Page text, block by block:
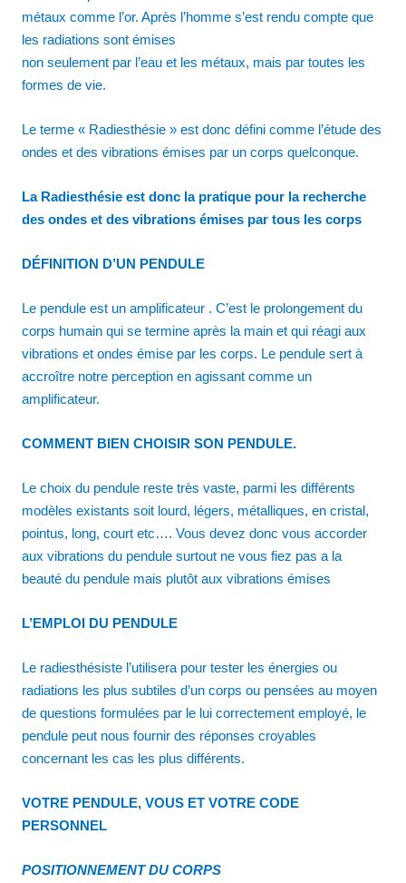
métaux comme l’or. Après l’homme s’est rendu compte que
les radiations sont émises
non seulement par l’eau et les métaux, mais par toutes les
formes de vie.
Le terme « Radiesthésie » est donc défini comme l’étude des
ondes et des vibrations émises par un corps quelconque.
La Radiesthésie est donc la pratique pour la recherche
des ondes et des vibrations émises par tous les corps
DÉFINITION D’UN PENDULE
Le pendule est un amplificateur . C’est le prolongement du
corps humain qui se termine après la main et qui réagi aux
vibrations et ondes émise par les corps. Le pendule sert à
accroître notre perception en agissant comme un
amplificateur.
COMMENT BIEN CHOISIR SON PENDULE.
Le choix du pendule reste très vaste, parmi les différents
modèles existants soit lourd, légers, métalliques, en cristal,
pointus, long, court etc…. Vous devez donc vous accorder
aux vibrations du pendule surtout ne vous fiez pas a la
beauté du pendule mais plutôt aux vibrations émises
L’EMPLOI DU PENDULE
Le radiesthésiste l’utilisera pour tester les énergies ou
radiations les plus subtiles d’un corps ou pensées au moyen
de questions formulées par le lui correctement employé, le
pendule peut nous fournir des réponses croyables
concernant les cas les plus différents.
VOTRE PENDULE, VOUS ET VOTRE CODE
PERSONNEL
POSITIONNEMENT DU CORPS